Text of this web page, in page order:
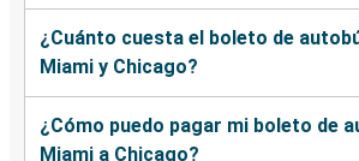
¿Cuánto cuesta el boleto de
Miami y Chicago?
¿Cómo puedo pagar mi boleto de
Miami a Chicago?